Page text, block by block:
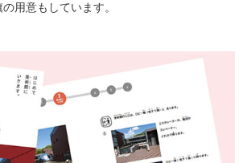
用意もしています。